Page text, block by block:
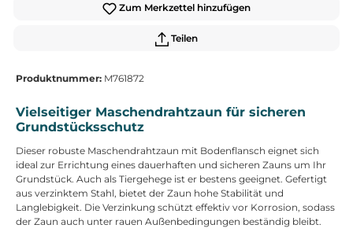
Zum Merkzettel hinzufügen
Teilen
Produktnummer: M761872
Vielseitiger Maschendrahtzaun für sicheren
Grundstücksschutz
Dieser robuste Maschendrahtzaun mit Bodenflansch eignet sich
ideal zur Errichtung eines dauerhaften und sicheren Zauns um Ihr
Grundstück. Auch als Tiergehege ist er bestens geeignet. Gefertigt
aus verzinktem Stahl, bietet der Zaun hohe Stabilität und
Langlebigkeit. Die Verzinkung schützt effektiv vor Korrosion, sodass
der Zaun auch unter rauen Außenbedingungen beständig bleibt.